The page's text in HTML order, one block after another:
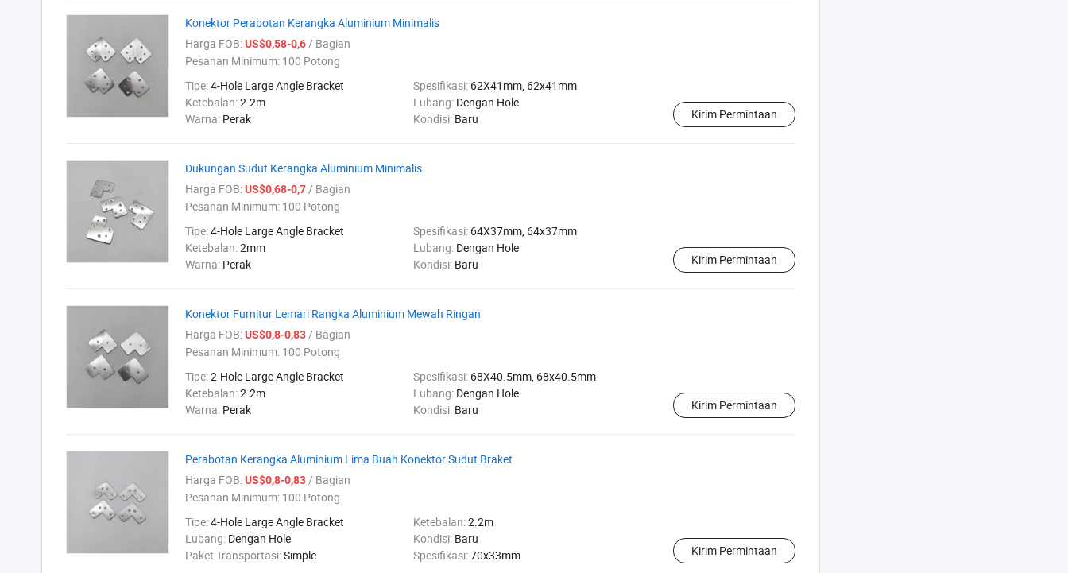
Konektor Perabotan Kerangka Aluminium Minimalis
Harga FOB:US$0,58-0,6/ Bagian
Pesanan Minimum: 100 Potong
Tipe:4-Hole Large Angle Bracket Spesifikasi: 62X41mm, 62x41mm
Ketebalan:2.2m Lubang: Dengan Hole
Warna: Perak Kondisi: Baru Kirim Permintaan
Dukungan Sudut Kerangka Aluminium Minimalis
Harga FOB:US$0,68-0,7/ Bagian
Pesanan Minimum: 100 Potong
Tipe:4-Hole Large Angle Bracket Spesifikasi: 64X37mm, 64x37mm
Ketebalan:2mm Lubang: Dengan Hole
Warna: Perak Kondisi: Baru Kirim Permintaan
Konektor Furnitur Lemari Rangka Aluminium Mewah Ringan
Harga FOB:US$0,8-0,83/ Bagian
Pesanan Minimum: 100 Potong
Tipe:2-Hole Large Angle Bracket Spesifikasi: 68X40.5mm, 68x40.5mm
Ketebalan:2.2m Lubang: Dengan Hole
Warna: Perak Kondisi: Baru Kirim Permintaan
Perabotan Kerangka Aluminium Lima Buah Konektor Sudut Braket
Harga FOB:US$0,8-0,83/ Bagian
Pesanan Minimum: 100 Potong
Tipe:4-Hole Large Angle Bracket Ketebalan:2.2m
Lubang: Dengan Hole Kondisi: Baru
Paket Transportasi:Simple Spesifikasi:70x33mm Kirim Permintaan